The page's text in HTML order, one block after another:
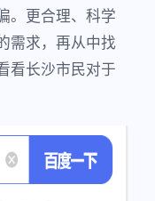
。更合理、科学
需求，再从中找
看长沙市民对于